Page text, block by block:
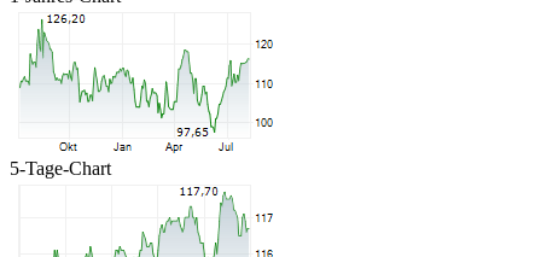
5-Tage-Chart